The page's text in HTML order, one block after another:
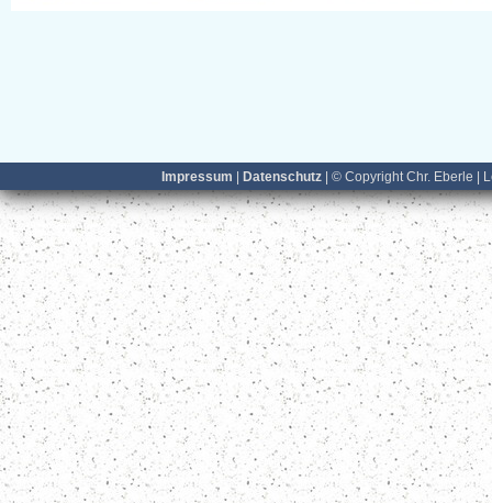
Impressum Datenschutz | © Copyright Chr. Eberle |